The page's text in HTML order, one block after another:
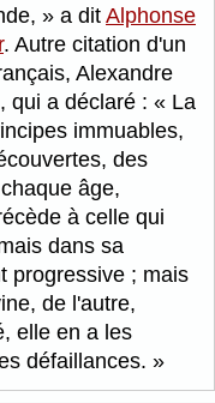
a dit Alphonse
. Autre citation d'un
Alexandre
qui a déclaré :
La
immuables,
des
âge,
à celle qui
dans sa
progressive ; mais
de l'autre,
elle en a les
défaillances.